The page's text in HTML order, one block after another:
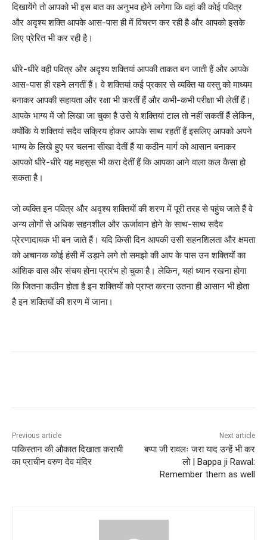
दिखायेंगे तो आपको भी इस बात का अनुभव होने लगेगा कि वहां की कोई पवित्र
और अदृश्य शक्ति आपके आस-पास ही में विचरण कर रही है और आपको इसके
लिए प्रेरित भी कर रही है।
धीरे-धीरे वही पवित्र और अदृश्य शक्तियां आपकी ताकत बन जाती हैं और आपके
आस-पास ही रहने लगतीं हैं। वे शक्तियां कई प्रकार से व्यक्ति या वस्तु को माध्यम
बनाकर आपकी सहायता और रक्षा भी करतीं हैं और कभी-कभी परीक्षा भी लेतीं हैं।
आपके भाग्य में जो लिखा जा चुका है उसे ये शक्तियां टाल तो नहीं सकतीं हैं लेकिन,
क्योंकि ये शक्तियां सदैव सक्रिय होकर आपके साथ रहतीं हैं इसलिए आपको अपने
भाग्य के लिखे हुए पर चलना सीखा देतीं हैं या कठीन मार्ग को आसान बनाकर
आपको धीरे-धीरे यह महसूस भी करा देतीं हैं कि आपका आने वाला कल कैसा हो
सकता है।
जो व्यक्ति इन पवित्र और अदृश्य शक्तियों की शरण में पूरी तरह से पहुंच जाते हैं वे
अन्य लोगों से अधिक सहनशील और ऊर्जावान होने के साथ-साथ सदैव
प्रेरणादायक भी बन जाते हैं। यदि किसी दिन आपकी उसी सहनशिलता और क्षमता
को अचानक कोई हंसी में उड़ाने लगे तो समझो की आप के पास उन शक्तियों का
आंशिक वास और संचय होना प्रारंभ हो चुका है। लेकिन, यहां ध्यान रखना होगा
कि जितना कठीन होता है इन शक्तियों को प्राप्त करना उतना ही आसान भी होता
है इन शक्तियों की शरण में जाना।
Previous article
पाकिस्तान की औकात दिखाता कराची
का प्राचीन वरुण देव मंदिर
Next article
बप्पा जी रावलः जरा याद उन्हें भी कर
लो | Bappa ji Rawal:
Remember them as well